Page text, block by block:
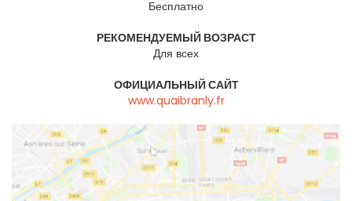
Бесплатно
РЕКОМЕНДУЕМЫЙ ВОЗРАСТ
Для всех
ОФИЦИАЛЬНЫЙ САЙТ
www.quaibranly.fr